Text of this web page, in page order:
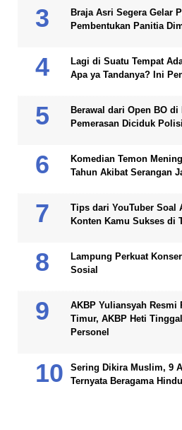
Braja Asri Segera Gelar
Pembentukan Panitia
Lagi di Suatu Tempat
Apa ya Tandanya? Ini
Berawal dari Open BO di
Pemerasan Diciduk
Komedian Temon
Tahun Akibat Serangan
Tips dari YouTuber Soal
Konten Kamu Sukses di
Lampung Perkuat
Sosial
AKBP Yuliansyah
Timur, AKBP Heti
Personel
Sering Dikira Muslim, 9
Ternyata Beragama Hindu